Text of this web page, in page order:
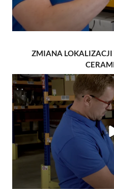
ZMIANA